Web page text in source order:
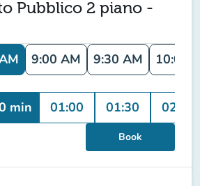
Pubblico 2 piano -
9:00 AM 9:30 AM 10:00
min 01:00 01:30 02:00
Book